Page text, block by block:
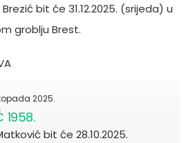
bit će 31.12.2025. (srijeda) u
groblju Brest.
2025.
1958.
bit će 28.10.2025.